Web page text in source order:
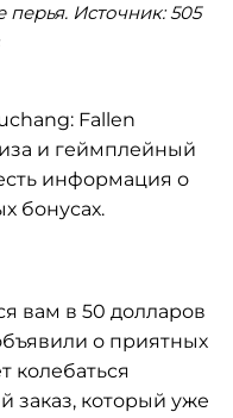
Источник: 505
Fallen
и геймплейный
информация о
бонусах.
вам в 50 долларов
о приятных
колебаться
заказ, который уже